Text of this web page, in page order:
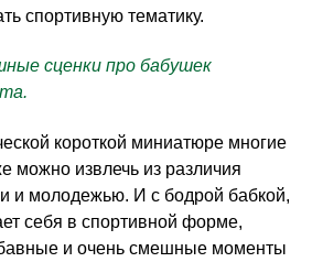
спортивную тематику.
сценки про бабушек
короткой миниатюре многие
можно извлечь из различия
и молодежью. И с бодрой бабкой,
себя в спортивной форме,
и очень смешные моменты